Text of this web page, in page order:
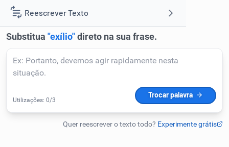
Reescrever Texto
Resumir Texto
Corrigir Texto
Detector de IA
Humanizador de IA